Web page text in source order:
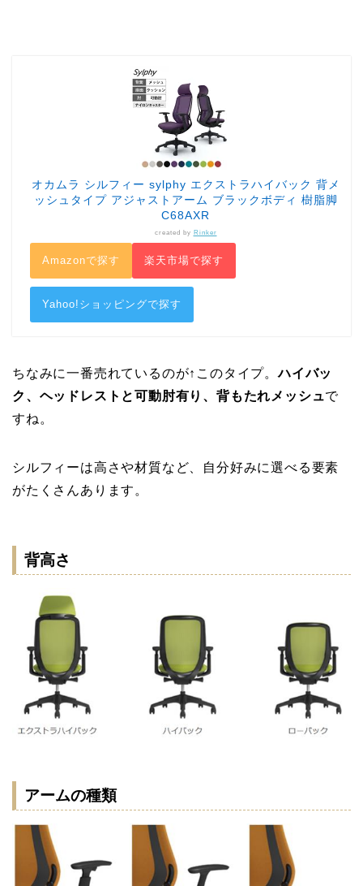
オカムラ シルフィー sylphy エクストラハイバック 背メ
ッシュタイプ アジャストアーム ブラックボディ 樹脂脚
C68AXR
created by Rinker
Amazonで探す 楽天市場で探す
Yahoo!ショッピングで探す
ちなみに一番売れているのが↑このタイプ。ハイバッ
ク、ヘッドレストと可動肘有り、背もたれメッシュで
すね。
シルフィーは高さや材質など、自分好みに選べる要素
がたくさんあります。
背高さ
アームの種類